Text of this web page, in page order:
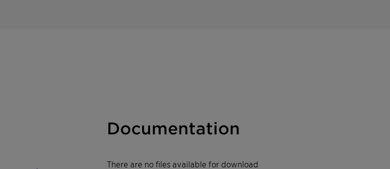
Documentation
There are no files available for download